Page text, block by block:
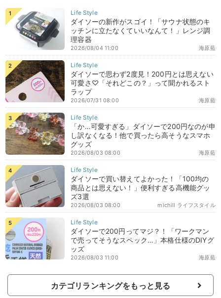
ダイソーの新作がスゴイ！「サウナ状態のキ
ッチンに立たなくていいなんて！」レンジ調
理容器
海原藍
2026/08/04 11:00
ダイソーで思わず2度見！200円とは思えない
可愛さ♡「それどこの？」って聞かれるスト
ラップ
海原藍
2026/07/31 08:00
「か…可愛すぎる」ダイソーで200円なのが申
し訳なくなる！他で買ったら高そうなスマホ
グッズ
海原藍
2026/08/03 08:00
ダイソーで買い替えてよかった！「100均の
商品とは思えない！」便利すぎる高機能グッ
ズ3選
michill ライフスタイル
2026/08/03 08:00
ダイソーで200円ってマジ？！「ワークマン
で売ってそうなスペック…」本格仕様のDIYグ
ッズ
海原藍
2026/08/03 11:00
カテゴリランキングをもっと見る